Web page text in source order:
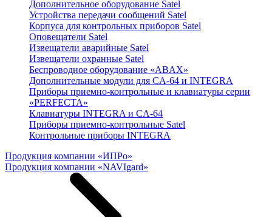
Дополнительное оборудование Satel
Устройства передачи сообщений Satel
Корпуса для контрольных приборов Satel
Оповещатели Satel
Извещатели аварийные Satel
Извещатели охранные Satel
Беспроводное оборудование «ABAX»
Дополнительные модули для CA-64 и INTEGRA
Приборы приемно-контрольные и клавиатуры серии
«PERFECTA»
Клавиатуры INTEGRA и CA-64
Приборы приемно-контрольные Satel
Контрольные приборы INTEGRA
Продукция компании «ИПРо»
Продукция компании «NAVIgard»